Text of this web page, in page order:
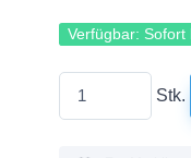
Verfügbar: Sofort
Stk.